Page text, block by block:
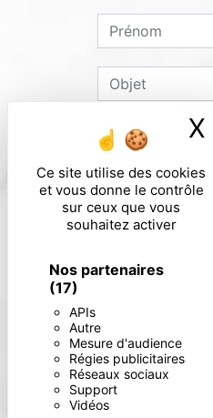
Ce site utilise des cookies
et vous donne le contrôle
sur ceux que vous
souhaitez activer
Nos partenaires
(17)
APIs
Autre
Mesure d'audience
Régies publicitaires
Réseaux sociaux
Support
Vidéos
X
En cochant
** Les données
d’accès, de
auprès d’une